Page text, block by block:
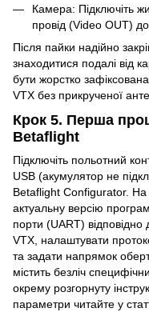
Камера: Підключіть
провід (Video OUT) до
Після пайки надійно
знаходитися подалі від
бути жорстко
VTX без прикрученої
Крок 5. Перша
Betaflight
Підключіть польотний
USB (акумулятор не
Betaflight Configurator. На
актуальну версію
порти (UART)
VTX, налаштувати
та задати напрямок
містить безліч
окрему розгорнуту
параметри читайте у